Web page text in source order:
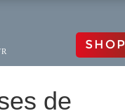
SHOP
de